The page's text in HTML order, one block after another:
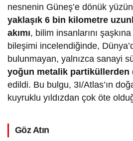
nesnenin Güneş’e dönük
yaklaşık 6 bin kilometre
akımı, bilim insanlarını
bileşimi incelendiğinde,
bulunmayan, yalnızca sanayi
yoğun metalik partiküllerden
edildi. Bu bulgu, 3I/Atlas’ın
kuyruklu yıldızdan çok öte
Göz Atın